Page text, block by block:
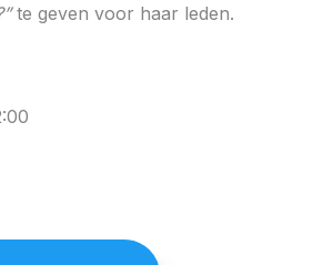
te geven voor haar leden.